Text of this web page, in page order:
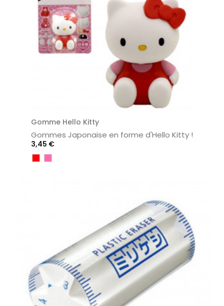
Gomme Hello Kitty
Gommes Japonaise en forme d'Hello Kitty !
Prix
3,45 €